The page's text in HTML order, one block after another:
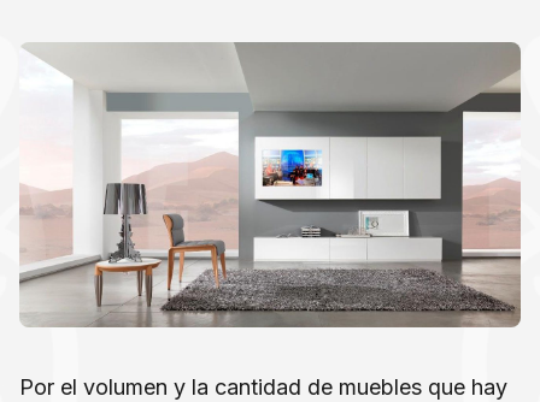
Por el volumen y la cantidad de muebles que hay